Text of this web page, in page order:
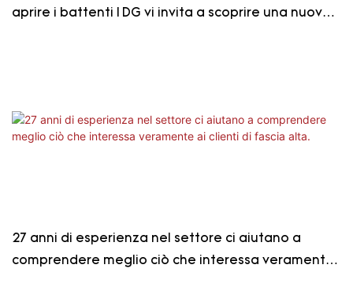
aprire i battenti | DG vi invita a scoprire una nuova
27 anni di esperienza nel settore ci aiutano a
comprendere meglio ciò che interessa veramente